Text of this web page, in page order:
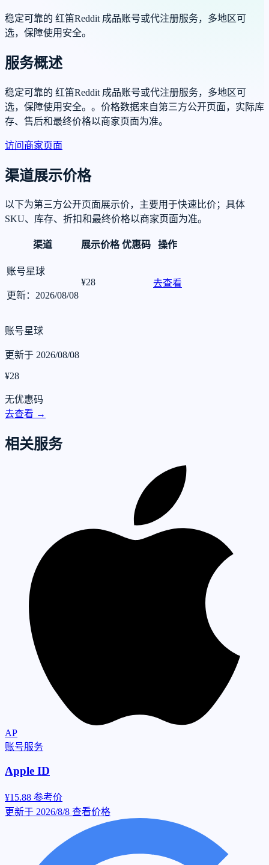
稳定可靠的 红笛Reddit 成品账号或代注册服务，多地区可
选，保障使用安全。
服务概述
稳定可靠的 红笛Reddit 成品账号或代注册服务，多地区可
选，保障使用安全。。价格数据来自第三方公开页面，实际库
存、售后和最终价格以商家页面为准。
访问商家页面
渠道展示价格
以下为第三方公开页面展示价，主要用于快速比价；具体
SKU、库存、折扣和最终价格以商家页面为准。
渠道 展示价格 优惠码 操作
账号星球
更新：2026/08/08
¥28 去查看
账号星球
更新于 2026/08/08
¥28
无优惠码
去查看 →
相关服务
AP
账号服务
Apple ID
¥15.88 参考价
更新于 2026/8/8 查看价格